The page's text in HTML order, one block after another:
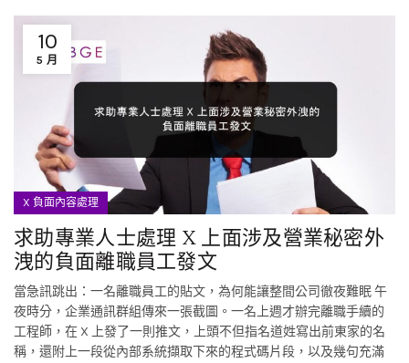
10
5 月
X 負面內容處理
求助專業人士處理 X 上面涉及營業秘密外
洩的負面離職員工發文
當急訊跳出：一名離職員工的貼文，為何能讓整間公司徹夜難眠 午
夜時分，企業通訊群組傳來一張截圖。一名上週才辦完離職手續的
工程師，在 X 上發了一則推文，上頭不但指名道姓寫出前東家的名
稱，還附上一段從內部系統擷取下來的程式碼片段，以及幾句充滿